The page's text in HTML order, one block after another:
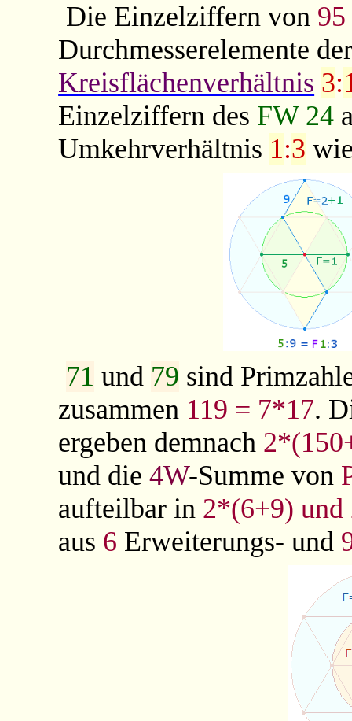
Die Einzelziffern von 95
Durchmesserelemente
Kreisflächenverhältnis 3:
Einzelziffern des FW 24
Umkehrverhältnis 1:3
71 und 79 sind
zusammen 119 = 7*17.
ergeben demnach
und die4W-Summe von
aufteilbar in 2*(6+9) und
aus 6 Erweiterungs- und